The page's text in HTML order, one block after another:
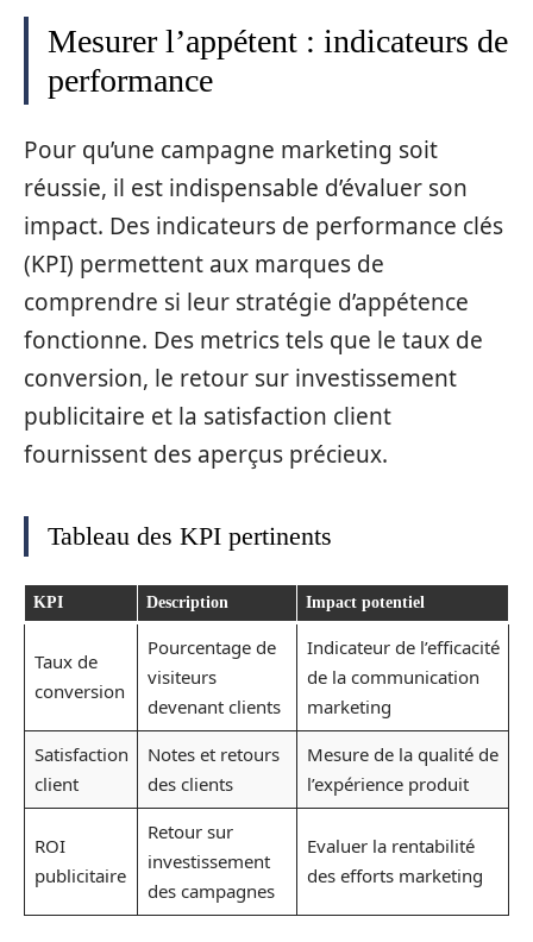
Mesurer l’appétent : indicateurs de
performance
Pour qu’une campagne marketing soit
réussie, il est indispensable d’évaluer son
impact. Des indicateurs de performance clés
(KPI) permettent aux marques de
comprendre si leur stratégie d’appétence
fonctionne. Des metrics tels que le taux de
conversion, le retour sur investissement
publicitaire et la satisfaction client
fournissent des aperçus précieux.
Tableau des KPI pertinents
KPI Description Impact potentiel
Taux de
conversion
Pourcentage de
visiteurs
devenant clients
Indicateur de l’efficacité
de la communication
marketing
Satisfaction
client
Notes et retours
des clients
Mesure de la qualité de
l’expérience produit
ROI
publicitaire
Retour sur
investissement
des campagnes
Evaluer la rentabilité
des efforts marketing